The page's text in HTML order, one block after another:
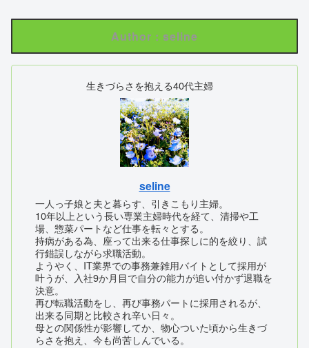
Author : seline
生きづらさを抱える40代主婦
seline
一人っ子娘と夫と暮らす、引きこもり主婦。
10年以上という長い専業主婦時代を経て、清掃や工
場、惣菜パートなど仕事を転々とする。
持病がある為、座って出来る仕事探しに的を絞り、試
行錯誤しながら求職活動。
ようやく、IT業界での事務兼雑用バイトとして採用が
叶うが、入社9か月目で自分の能力が追い付かず退職を
決意。
再び転職活動をし、再び事務パートに採用されるが、
出来る同期と比較され辛い日々。
母との関係性が影響してか、物心ついた頃から生きづ
らさを抱え、今も尚苦しんでいる。